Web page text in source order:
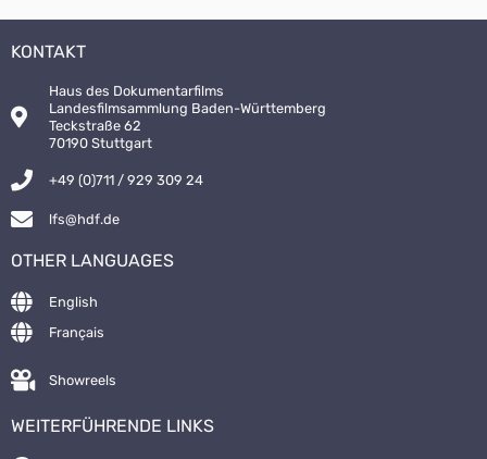
KONTAKT
Haus des Dokumentarfilms
Landesfilmsammlung Baden-Württemberg
Teckstraße 62
70190 Stuttgart
+49 (0)711 / 929 309 24
lfs@hdf.de
OTHER LANGUAGES
English
Français
Showreels
WEITERFÜHRENDE LINKS